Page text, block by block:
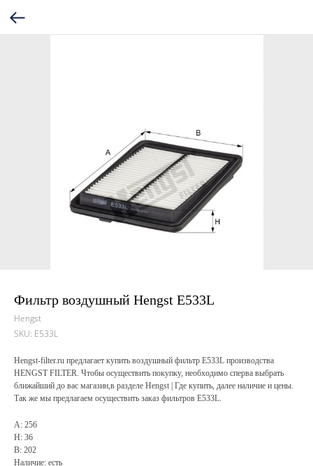
Фильтр воздушный Hengst E533L
Hengst
SKU: E533L
Hengst-filter.ru предлагает купить воздушный фильтр E533L производства
HENGST FILTER. Чтобы осуществить покупку, необходимо сперва выбрать
ближайший до вас магазин,в разделе Hengst | Где купить, далее наличие и цены.
Так же мы предлагаем осуществить заказ фильтров E533L.
A: 256
H: 36
B: 202
Наличие: есть